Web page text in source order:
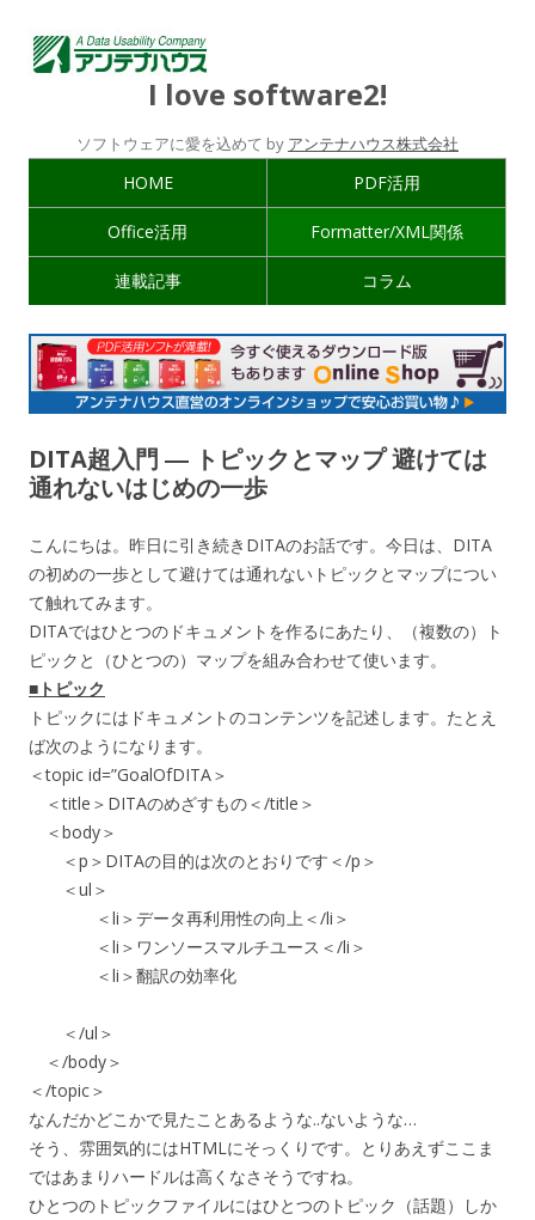
I love software2!
ソフトウェアに愛を込めて by アンテナハウス株式会社
HOME PDF活用
Office活用 Formatter/XML関係
連載記事 コラム
DITA超入門 ― トピックとマップ 避けては
通れないはじめの一歩
こんにちは。昨日に引き続きDITAのお話です。今日は、DITA
の初めの一歩として避けては通れないトピックとマップについ
て触れてみます。
DITAではひとつのドキュメントを作るにあたり、（複数の）ト
ピックと（ひとつの）マップを組み合わせて使います。
■トピック
トピックにはドキュメントのコンテンツを記述します。たとえ
ば次のようになります。
＜topic id=”GoalOfDITA＞
＜title＞DITAのめざすもの＜/title＞
＜body＞
＜p＞DITAの目的は次のとおりです＜/p＞
＜ul＞
＜li＞データ再利用性の向上＜/li＞
＜li＞ワンソースマルチユース＜/li＞
＜li＞翻訳の効率化
＜/ul＞
＜/body＞
＜/topic＞
なんだかどこかで見たことあるような..ないような…
そう、雰囲気的にはHTMLにそっくりです。とりあえずここま
ではあまりハードルは高くなさそうですね。
ひとつのトピックファイルにはひとつのトピック（話題）しか